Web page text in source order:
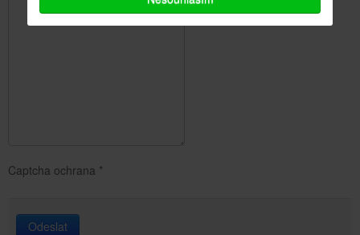
Captcha ochrana *
Odeslat